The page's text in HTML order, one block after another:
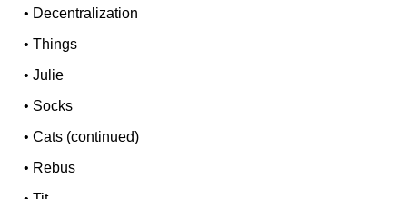
• Decentralization
•Things
•Julie
• Socks
•Cats (continued)
• Rebus